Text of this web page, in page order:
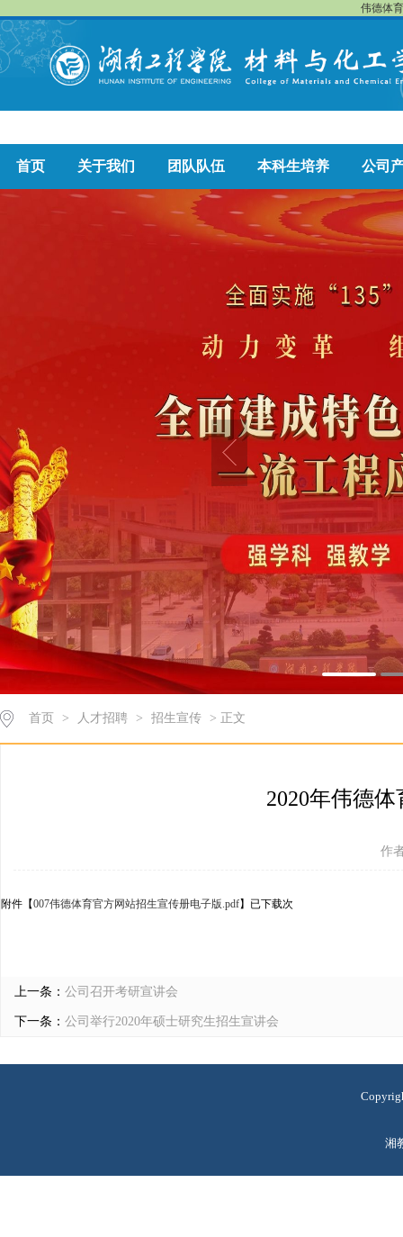
伟德体
首页 关于我们 团队队伍 本科生培养 公司
首页 > 人才招聘 > 招生宣传 > 正文
2020年伟德
作
附件【007伟德体育官方网站招生宣传册电子版.pdf】已下载次
上一条： 公司召开考研宣讲会
下一条： 公司举行2020年硕士研究生招生宣讲会
湘